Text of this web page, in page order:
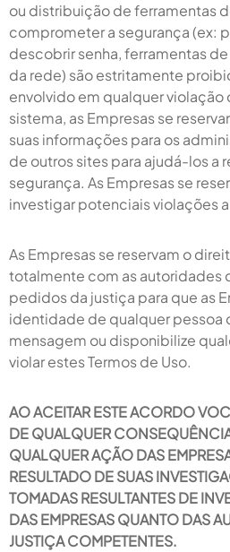
ou distribuição de ferramentas
comprometer a segurança (ex:
descobrir senha, ferramentas
da rede) são estritamente
envolvido em qualquer violação
sistema, as Empresas se
suas informações para os
de outros sites para ajudá-los a
segurança. As Empresas se
investigar potenciais violações a
As Empresas se reservam o
totalmente com as autoridades
pedidos da justiça para que as
identidade de qualquer pessoa
mensagem ou disponibilize
violar estes Termos de Uso.
AO ACEITAR ESTE ACORDO
DE QUALQUER
QUALQUER AÇÃO DAS
RESULTADO DE SUAS
TOMADAS RESULTANTES DE
DAS EMPRESAS QUANTO DAS
JUSTIÇA COMPETENTES.